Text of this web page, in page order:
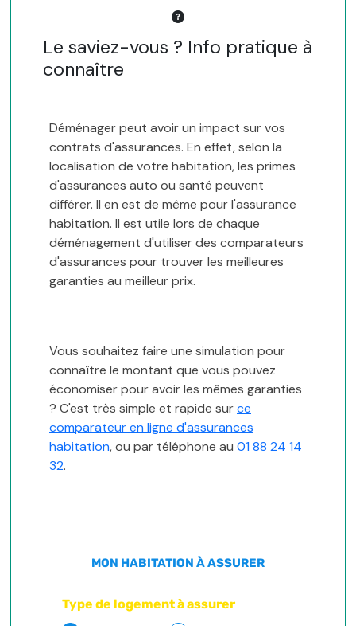
Le saviez-vous ? Info pratique à
connaître
Déménager peut avoir un impact sur vos
contrats d'assurances. En effet, selon la
localisation de votre habitation, les primes
d'assurances auto ou santé peuvent
différer. Il en est de même pour l'assurance
habitation. Il est utile lors de chaque
déménagement d'utiliser des comparateurs
d'assurances pour trouver les meilleures
garanties au meilleur prix.
Vous souhaitez faire une simulation pour
connaître le montant que vous pouvez
économiser pour avoir les mêmes garanties
? C'est très simple et rapide surce
comparateur en ligne d'assurances
habitation, ou par téléphone au 01 88 24 14
32.